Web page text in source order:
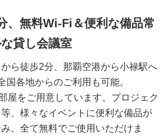
、無料Wi-Fi＆便利な備品常
貸し会議室
ら徒歩2分、那覇空港から小禄駅へ
国各地からのご利用も可能。
屋をご用意しています。プロジェク
、様々なイベントに便利な備品が
。全て無料でご使用いただけま